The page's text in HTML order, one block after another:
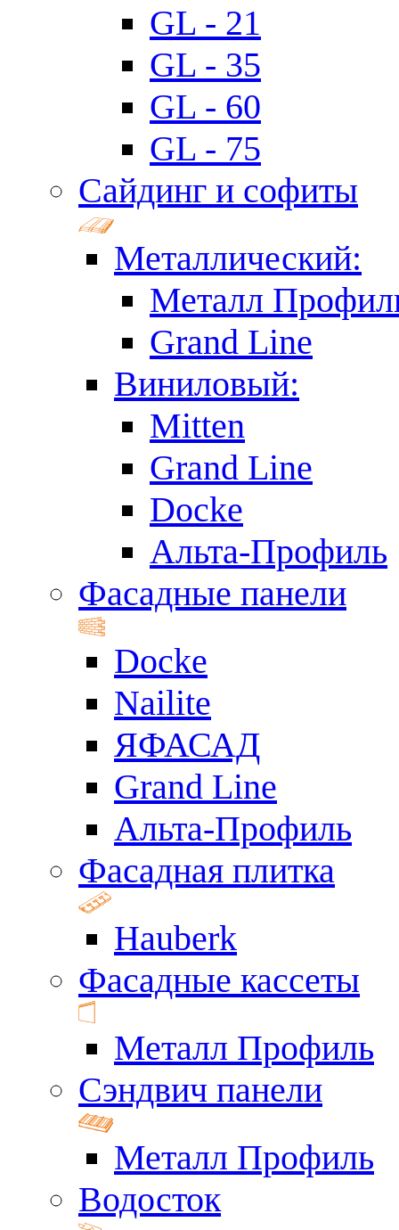
GL - 21
GL - 35
GL - 60
GL - 75
Сайдинг и софиты
Металлический:
Металл
Grand Line
Виниловый:
Mitten
Grand Line
Docke
Альта-Профиль
Фасадные панели
Docke
Nailite
ЯФАСАД
Grand Line
Альта-Профиль
Фасадная плитка
Hauberk
Фасадные кассеты
Металл Профиль
Сэндвич панели
Металл Профиль
Водосток